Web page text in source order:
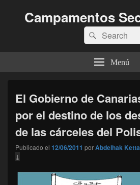
Campamentos
Buscar
por:
Buscar
Menú
El Gobierno de
por el destino de los
de las cárceles del
Publicado el 12/06/2011 porAbdelhak
↓